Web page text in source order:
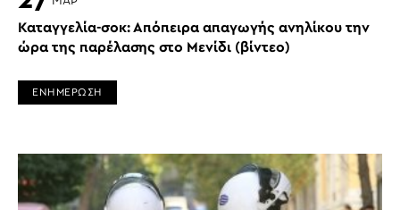
Καταγγελία-σοκ: Απόπειρα απαγωγής ανηλίκου την
ώρα της παρέλασης στο Μενίδι (βίντεο)
ΕΝΗΜΕΡΩΣΗ